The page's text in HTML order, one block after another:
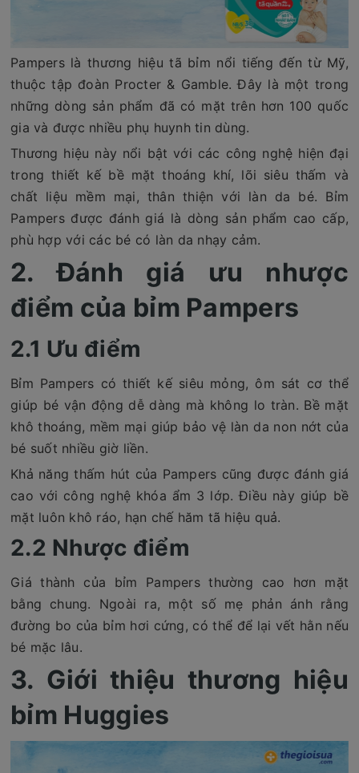
Pampers là thương hiệu tã bỉm nổi tiếng đến từ Mỹ,
thuộc tập đoàn Procter & Gamble. Đây là một trong
những dòng sản phẩm đã có mặt trên hơn 100 quốc
gia và được nhiều phụ huynh tin dùng.
Thương hiệu này nổi bật với các công nghệ hiện đại
trong thiết kế bề mặt thoáng khí, lõi siêu thấm và
chất liệu mềm mại, thân thiện với làn da bé. Bỉm
Pampers được đánh giá là dòng sản phẩm cao cấp,
phù hợp với các bé có làn da nhạy cảm.
2. Đánh giá ưu nhược
điểm của bỉm Pampers
2.1 Ưu điểm
Bỉm Pampers có thiết kế siêu mỏng, ôm sát cơ thể
giúp bé vận động dễ dàng mà không lo tràn. Bề mặt
khô thoáng, mềm mại giúp bảo vệ làn da non nớt của
bé suốt nhiều giờ liền.
Khả năng thấm hút của Pampers cũng được đánh giá
cao với công nghệ khóa ẩm 3 lớp. Điều này giúp bề
mặt luôn khô ráo, hạn chế hăm tã hiệu quả.
2.2 Nhược điểm
Giá thành của bỉm Pampers thường cao hơn mặt
bằng chung. Ngoài ra, một số mẹ phản ánh rằng
đường bo của bỉm hơi cứng, có thể để lại vết hằn nếu
bé mặc lâu.
3. Giới thiệu thương hiệu
bỉm Huggies